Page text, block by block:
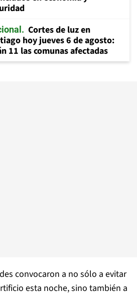
Cortes de luz en
hoy jueves 6 de agosto:
11 las comunas afectadas
convocaron a no sólo a evitar
esta noche, sino también a